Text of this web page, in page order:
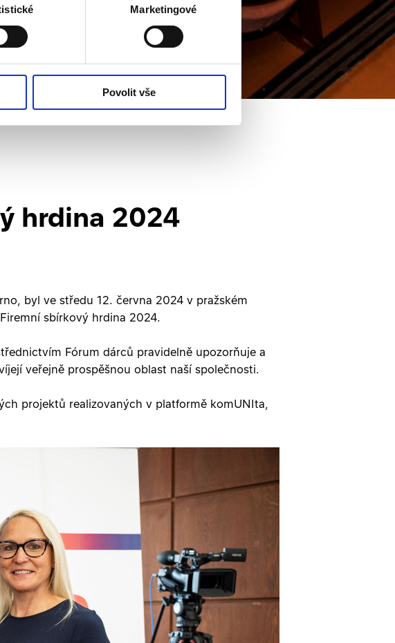
Marketingové
Povolit vše
hrdina 2024
byl ve středu 12. června 2024 v pražském
sbírkový hrdina 2024.
Fórum dárců pravidelně upozorňuje a
veřejně prospěšnou oblast naší společnosti.
projektů realizovaných v platformě komUNIta,